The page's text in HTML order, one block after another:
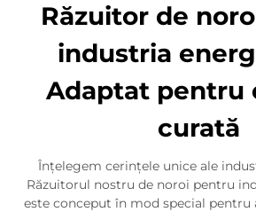
Răzuitor de
industria
Adaptat pentru
curată
Înțelegem cerințele unice ale
Răzuitorul nostru de noroi pentru
este conceput în mod special pentru